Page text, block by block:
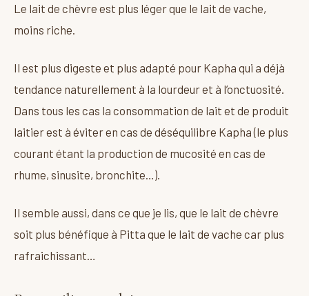
Le lait de chèvre est plus léger que le lait de vache,
moins riche.
Il est plus digeste et plus adapté pour Kapha qui a déjà
tendance naturellement à la lourdeur et à l’onctuosité.
Dans tous les cas la consommation de lait et de produit
laitier est à éviter en cas de déséquilibre Kapha (le plus
courant étant la production de mucosité en cas de
rhume, sinusite, bronchite…).
Il semble aussi, dans ce que je lis, que le lait de chèvre
soit plus bénéfique à Pitta que le lait de vache car plus
rafraichissant…